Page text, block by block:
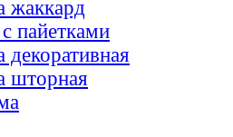
жаккард
пайетками
декоративная
шторная